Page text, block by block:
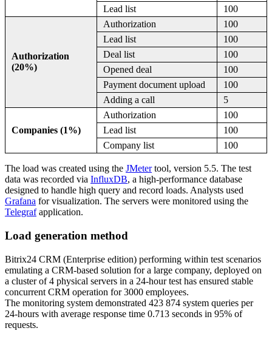
Lead list
100
Authorization
(20%)
Authorization
100
Lead list
100
Deal list
100
Opened deal
100
Payment document upload
100
Adding a call
5
Companies (1%)
Authorization
100
Lead list
100
Company list
100
The load was created using the JMetertool, version 5.5. The test
data was recorded via InfluxDB, a high-performance database
designed to handle high query and record loads. Analysts used
Grafana for visualization. The servers were monitored using the
Telegrafapplication.
Load generation method
Bitrix24 CRM (Enterprise edition) performing within test scenarios
emulating a CRM-based solution for a large company, deployed on
a cluster of 4 physical servers in a 24-hour test has ensured stable
concurrent CRM operation for 3000 employees.
The monitoring system demonstrated 423 874 system queries per
24-hours with average response time 0.713 seconds in 95% of
requests.